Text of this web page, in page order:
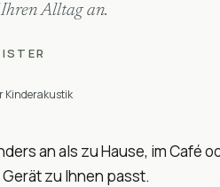
Alltag an.
Kinderakustik
an als zu Hause, im Café
zu Ihnen passt.